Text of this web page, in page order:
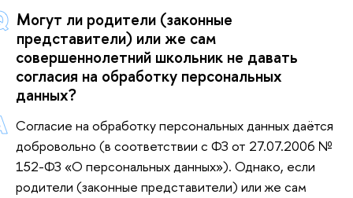
Могут ли родители (законные
представители) или же сам
совершеннолетний школьник не давать
согласия на обработку персональных
данных?
Согласие на обработку персональных данных даётся
добровольно (в соответствии с ФЗ от 27.07.2006 №
152-ФЗ «О персональных данных»). Однако, если
родители (законные представители) или же сам